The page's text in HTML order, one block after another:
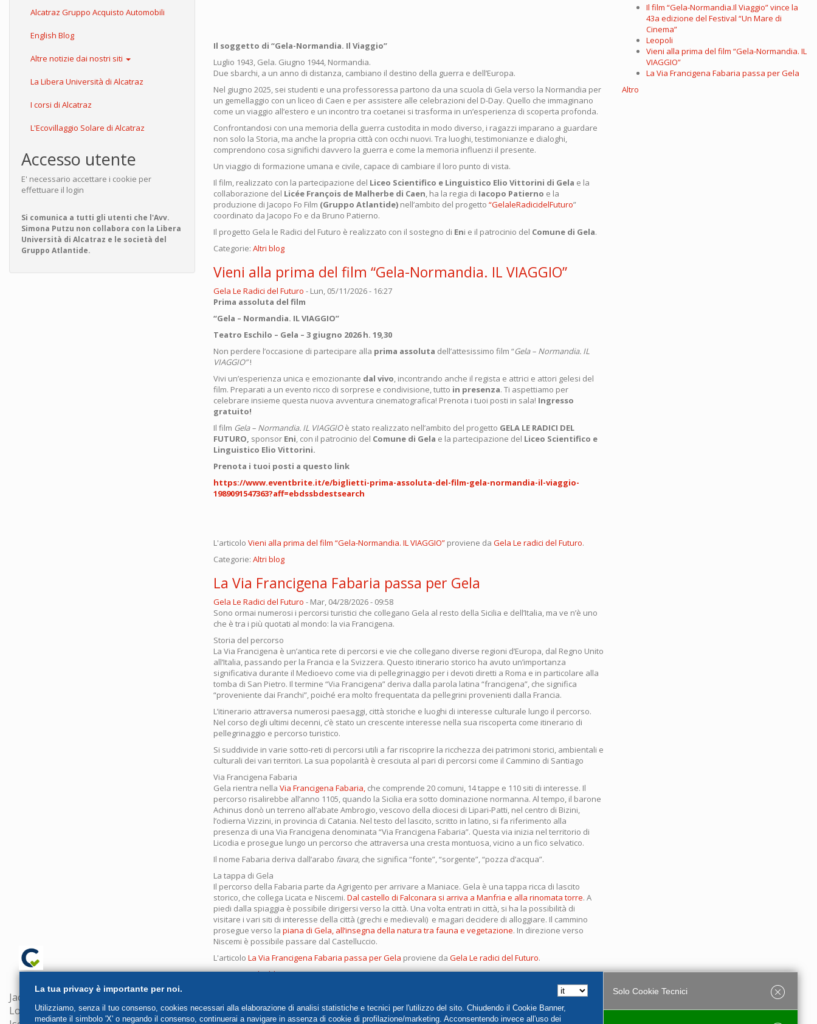
Alcatraz Gruppo Acquisto Automobili
English Blog
Altre notizie dai nostri siti
La Libera Università di Alcatraz
I corsi di Alcatraz
L'Ecovillaggio Solare di Alcatraz
Accesso utente
E' necessario accettare i cookie per
effettuare il login
Si comunica a tutti gli utenti che l'Avv.
Simona Putzu non collabora con la Libera
Università di Alcatraz e le società del
Gruppo Atlantide.
Il soggetto di “Gela-Normandia. Il Viaggio”
Luglio 1943, Gela. Giugno 1944, Normandia.
Due sbarchi, a un anno di distanza, cambiano il destino della guerra e dell’Europa.
Nel giugno 2025, sei studenti e una professoressa partono da una scuola di Gela verso la Normandia per
un gemellaggio con un liceo di Caen e per assistere alle celebrazioni del D-Day. Quello che immaginano
come un viaggio all’estero e un incontro tra coetanei si trasforma in un’esperienza di scoperta profonda.
Confrontandosi con una memoria della guerra custodita in modo diverso, i ragazzi imparano a guardare
non solo la Storia, ma anche la propria città con occhi nuovi. Tra luoghi, testimonianze e dialoghi,
comprendono cosa significhi davvero la guerra e come la memoria influenzi il presente.
Un viaggio di formazione umana e civile, capace di cambiare il loro punto di vista.
Il film, realizzato con la partecipazione del Liceo Scientifico e Linguistico Elio Vittorini di Gela e la
collaborazione del Licée François de Malherbe di Caen, ha la regia di Iacopo Patierno e la
produzione di Jacopo Fo Film (Gruppo Atlantide) nell’ambito del progetto “GelaleRadicidelFuturo”
coordinato da Jacopo Fo e da Bruno Patierno.
Il progetto Gela le Radici del Futuro è realizzato con il sostegno di Eni e il patrocinio del Comune di Gela.
Categorie: Altri blog
Vieni alla prima del film “Gela-Normandia. IL VIAGGIO”
Gela Le Radici del Futuro - Lun, 05/11/2026 - 16:27
Prima assoluta del film
“Gela – Normandia. IL VIAGGIO”
Teatro Eschilo – Gela – 3 giugno 2026 h. 19,30
Non perdere l’occasione di partecipare alla prima assoluta dell’attesissimo film “Gela – Normandia. IL
VIAGGIO”!
Vivi un’esperienza unica e emozionante dal vivo, incontrando anche il regista e attrici e attori gelesi del
film. Preparati a un evento ricco di sorprese e condivisione, tutto in presenza. Ti aspettiamo per
celebrare insieme questa nuova avventura cinematografica! Prenota i tuoi posti in sala! Ingresso
gratuito!
Il film Gela – Normandia. IL VIAGGIOè stato realizzato nell’ambito del progetto GELA LE RADICI DEL
FUTURO, sponsor Eni, con il patrocinio del Comune di Gela e la partecipazione del Liceo Scientifico e
Linguistico Elio Vittorini.
Prenota i tuoi posti a questo link
https://www.eventbrite.it/e/biglietti-prima-assoluta-del-film-gela-normandia-il-viaggio-
1989091547363?aff=ebdssbdestsearch
L'articolo Vieni alla prima del film “Gela-Normandia. IL VIAGGIO” proviene da Gela Le radici del Futuro.
Categorie: Altri blog
La Via Francigena Fabaria passa per Gela
Gela Le Radici del Futuro - Mar, 04/28/2026 - 09:58
Sono ormai numerosi i percorsi turistici che collegano Gela al resto della Sicilia e dell’Italia, ma ve n’è uno
che è tra i più quotati al mondo: la via Francigena.
Storia del percorso
La Via Francigena è un’antica rete di percorsi e vie che collegano diverse regioni d’Europa, dal Regno Unito
all’Italia, passando per la Francia e la Svizzera. Questo itinerario storico ha avuto un’importanza
significativa durante il Medioevo come via di pellegrinaggio per i devoti diretti a Roma e in particolare alla
tomba di San Pietro. Il termine “Via Francigena” deriva dalla parola latina “francigena”, che significa
“proveniente dai Franchi”, poiché era molto frequentata da pellegrini provenienti dalla Francia.
L’itinerario attraversa numerosi paesaggi, città storiche e luoghi di interesse culturale lungo il percorso.
Nel corso degli ultimi decenni, c’è stato un crescente interesse nella sua riscoperta come itinerario di
pellegrinaggio e percorso turistico.
Si suddivide in varie sotto-reti di percorsi utili a far riscoprire la ricchezza dei patrimoni storici, ambientali e
culturali dei vari territori. La sua popolarità è cresciuta al pari di percorsi come il Cammino di Santiago
Via Francigena Fabaria
Gela rientra nella Via Francigena Fabaria, che comprende 20 comuni, 14 tappe e 110 siti di interesse. Il
percorso risalirebbe all’anno 1105, quando la Sicilia era sotto dominazione normanna. Al tempo, il barone
Achinus donò un terreno all’abate Ambrogio, vescovo della diocesi di Lipari-Patti, nel centro di Bizini,
l’odierna Vizzini, in provincia di Catania. Nel testo del lascito, scritto in latino, si fa riferimento alla
presenza di una Via Francigena denominata “Via Francigena Fabaria”. Questa via inizia nel territorio di
Licodia e prosegue lungo un percorso che attraversa una cresta montuosa, vicino a un fico selvatico.
Il nome Fabaria deriva dall’arabo favara, che significa “fonte”, “sorgente”, “pozza d’acqua”.
La tappa di Gela
Il percorso della Fabaria parte da Agrigento per arrivare a Maniace. Gela è una tappa ricca di lascito
storico, che collega Licata e Niscemi. Dal castello di Falconara si arriva a Manfria e alla rinomata torre. A
piedi dalla spiaggia è possibile dirigersi verso la città. Una volta entrati in città, si ha la possibilità di
visitare i vari siti di interesse della città (grechi e medievali) e magari decidere di alloggiare. Il cammino
prosegue verso la piana di Gela, all’insegna della natura tra fauna e vegetazione. In direzione verso
Niscemi è possibile passare dal Castelluccio.
L'articolo La Via Francigena Fabaria passa per Gela proviene da Gela Le radici del Futuro.
Categorie:Altri blog
Il film “Gela-Normandia.Il Viaggio” vince la
43a edizione del Festival “Un Mare di
Cinema”
Leopoli
Vieni alla prima del film “Gela-Normandia. IL
VIAGGIO”
La Via Francigena Fabaria passa per Gela
Altro
Jacopo Fo srl
Loc. S.Cristina, 53, 06020 Gubbio (PG)
La tua privacy è importante per noi.
Utilizziamo, senza il tuo consenso, cookies necessari alla elaborazione di analisi statistiche e tecnici per l'utilizzo del sito. Chiudendo il Cookie Banner,
mediante il simbolo 'X' o negando il consenso, continuerai a navigare in assenza di cookie di profilazione/marketing. Acconsentendo invece all'uso dei
Solo Cookie Tecnici